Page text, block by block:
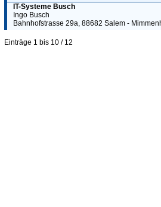
IT-Systeme Busch
Ingo Busch
Bahnhofstrasse 29a, 88682 Salem -
Einträge 1 bis 10 / 12